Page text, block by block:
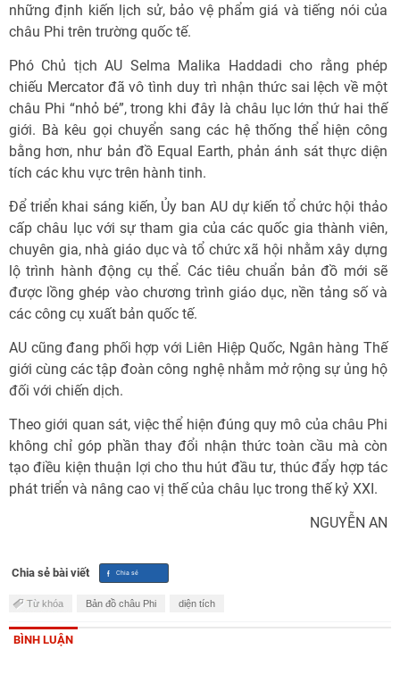
những định kiến lịch sử, bảo vệ phẩm giá và tiếng nói của
châu Phi trên trường quốc tế.
Phó Chủ tịch AU Selma Malika Haddadi cho rằng phép
chiếu Mercator đã vô tình duy trì nhận thức sai lệch về một
châu Phi “nhỏ bé”, trong khi đây là châu lục lớn thứ hai thế
giới. Bà kêu gọi chuyển sang các hệ thống thể hiện công
bằng hơn, như bản đồ Equal Earth, phản ánh sát thực diện
tích các khu vực trên hành tinh.
Để triển khai sáng kiến, Ủy ban AU dự kiến tổ chức hội thảo
cấp châu lục với sự tham gia của các quốc gia thành viên,
chuyên gia, nhà giáo dục và tổ chức xã hội nhằm xây dựng
lộ trình hành động cụ thể. Các tiêu chuẩn bản đồ mới sẽ
được lồng ghép vào chương trình giáo dục, nền tảng số và
các công cụ xuất bản quốc tế.
AU cũng đang phối hợp với Liên Hiệp Quốc, Ngân hàng Thế
giới cùng các tập đoàn công nghệ nhằm mở rộng sự ủng hộ
đối với chiến dịch.
Theo giới quan sát, việc thể hiện đúng quy mô của châu Phi
không chỉ góp phần thay đổi nhận thức toàn cầu mà còn
tạo điều kiện thuận lợi cho thu hút đầu tư, thúc đẩy hợp tác
phát triển và nâng cao vị thế của châu lục trong thế kỷ XXI.
NGUYỄN AN
Chia sẻ bài viết
Từ khóa Bản đồ châu Phi diện tích
BÌNH LUẬN